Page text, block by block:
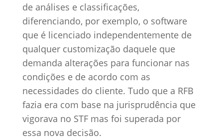
de análises e classificações,
diferenciando, por exemplo, o software
que é licenciado independentemente de
qualquer customização daquele que
demanda alterações para funcionar nas
condições e de acordo com as
necessidades do cliente. Tudo que a RFB
fazia era com base na jurisprudência que
vigorava no STF mas foi superada por
essa nova decisão.